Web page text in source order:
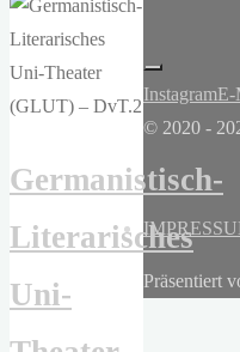
Germanistisch-
Literarisches
Uni-
InstagramE-
© 2020 -
Präsentiert